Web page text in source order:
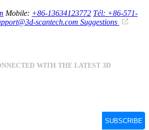
Mobile: +86-13634123772 Tél: +86-571-
scantech.com Suggestions